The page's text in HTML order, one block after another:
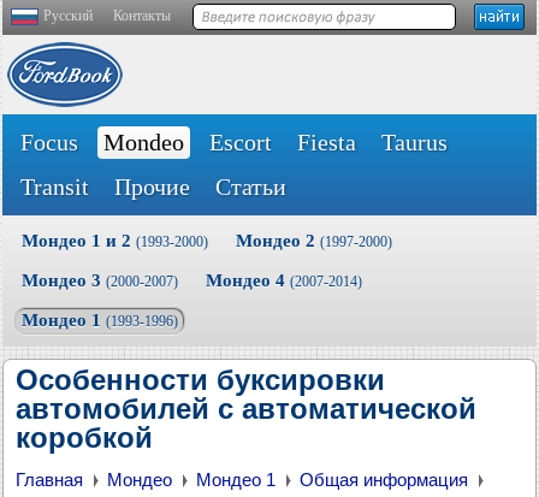
Русский Контакты
Focus Mondeo Escort Fiesta
Taurus
Transit
Прочие Статьи
Мондео 1 и 2 (1993-2000) Мондео 2 (1997-2000)
Мондео 3 (2000-2007) Мондео 4 (2007-2014)
Мондео 1 (1993-1996)
Особенности буксировки
автомобилей с автоматической
коробкой
Главная Мондео Мондео 1
Общая информация